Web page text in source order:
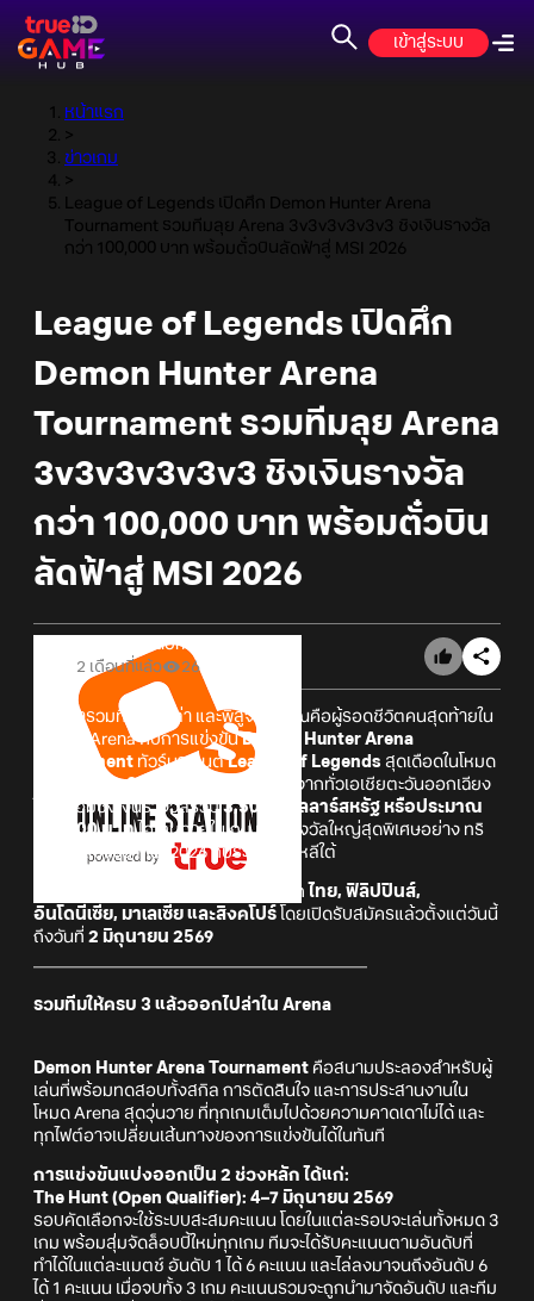
เข้าสู่ระบบ
หน้าแรก
>
ข่าวเกม
>
League of Legends เปิดศึก Demon Hunter Arena
Tournament รวมทีมลุย Arena 3v3v3v3v3v3 ชิงเงินรางวัล
กว่า 100,000 บาท พร้อมตั๋วบินลัดฟ้าสู่ MSI 2026
League of Legends เปิดศึก
Demon Hunter Arena
Tournament รวมทีมลุย Arena
3v3v3v3v3v3 ชิงเงินรางวัล
กว่า 100,000 บาท พร้อมตั๋วบิน
ลัดฟ้าสู่ MSI 2026
Online Station
2 เดือนที่แล้ว
26
ได้เวลารวมทีม ออกล่า และพิสูจน์ว่าคุณคือผู้รอดชีวิตคนสุดท้ายใน
สมรภูมิ Arena กับการแข่งขันDemon Hunter Arena
Tournament ทัวร์นาเมนต์League of Legends สุดเดือดในโหมด
Arena 3v3v3v3v3v3
ที่เปิดรับผู้เล่นจากทั่วเอเชียตะวันออกเฉียง
ใต้ พร้อมชิงเงินรางวัลรวม3,500 ดอลลาร์สหรัฐ หรือประมาณ
114,000 บาทไอเทมภายในเกม และรางวัลใหญ่สุดพิเศษอย่าง ทริ
ปดูการแข่งขัน MSI 2026 ที่ประเทศเกาหลีใต้
การแข่งขันครั้งนี้เปิดรับสมัครผู้เล่นจาก ไทย, ฟิลิปปินส์,
อินโดนีเซีย, มาเลเซีย และสิงคโปร์ โดยเปิดรับสมัครแล้วตั้งแต่วันนี้
ถึงวันที่ 2 มิถุนายน 2569
รวมทีมให้ครบ 3 แล้วออกไปล่าใน Arena
Demon Hunter Arena Tournament คือสนามประลองสำหรับผู้
เล่นที่พร้อมทดสอบทั้งสกิล การตัดสินใจ และการประสานงานใน
โหมด Arena สุดวุ่นวาย ที่ทุกเกมเต็มไปด้วยความคาดเดาไม่ได้ และ
ทุกไฟต์อาจเปลี่ยนเส้นทางของการแข่งขันได้ในทันที
การแข่งขันแบ่งออกเป็น 2 ช่วงหลัก ได้แก่:
The Hunt (Open Qualifier): 4–7 มิถุนายน 2569
รอบคัดเลือกจะใช้ระบบสะสมคะแนน โดยในแต่ละรอบจะเล่นทั้งหมด 3
เกม พร้อมสุ่มจัดล็อบบี้ใหม่ทุกเกม ทีมจะได้รับคะแนนตามอันดับที่
ทำได้ในแต่ละแมตช์ อันดับ 1 ได้ 6 คะแนน และไล่ลงมาจนถึงอันดับ 6
ได้ 1 คะแนน เมื่อจบทั้ง 3 เกม คะแนนรวมจะถูกนำมาจัดอันดับ และทีม